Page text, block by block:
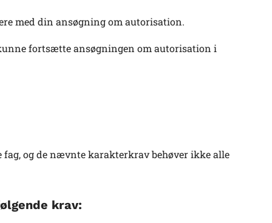
med din ansøgning om autorisation.
fortsætte ansøgningen om autorisation i
og de nævnte karakterkrav behøver ikke alle
krav: